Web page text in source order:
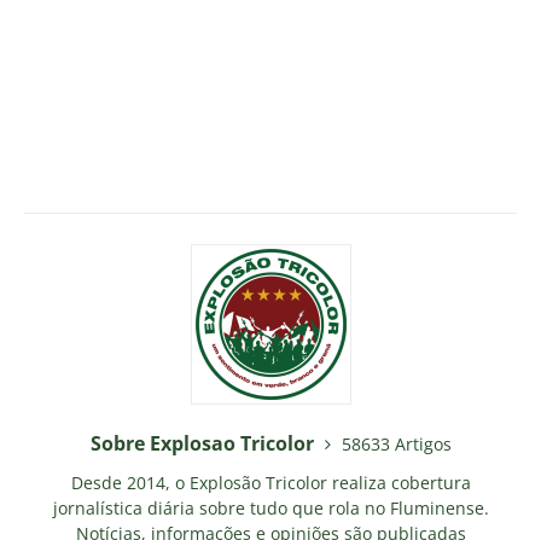
Sobre Explosao Tricolor
58633 Artigos
Desde 2014, o Explosão Tricolor realiza cobertura
jornalística diária sobre tudo que rola no Fluminense.
Notícias, informações e opiniões são publicadas